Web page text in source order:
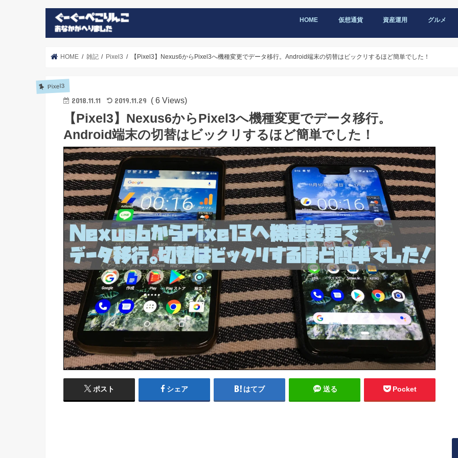
HOME 仮想通貨 資産運用 グルメ
HOME 雑記 Pixel3 【Pixel3】Nexus6からPixel3へ機種変更でデータ移行。Android端末の切替はビックリするほど簡単でした！
Pixel3
2018.11.11 2019.11.29 ( 6 Views)
【Pixel3】Nexus6からPixel3へ機種変更でデータ移行。
Android端末の切替はビックリするほど簡単でした！
ポスト シェア はてブ 送る Pocket